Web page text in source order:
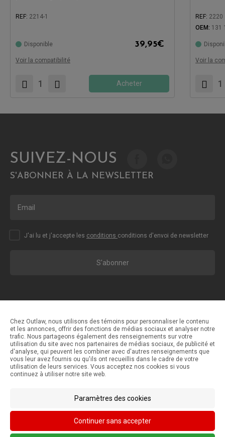
REF: 2214-1
Disponible 39,95€
Voir la compatibilité
Acheter
REF: 2220
OEM: 131
Voir la
SUIVEZ-NOUS
S'ABONNER À LA NEWSLETTER
S'abonner
J'ai lu et j'accepte les conditions conditions d'envoi de newsletter
Méthodes de paiement
Méthodes d'expédition
© Outlaw Parts 2024. Tous droits réservés.
Chez Outlaw, nous utilisons des témoins pour personnaliser le contenu
et les annonces, offrir des fonctions de médias sociaux et analyser notre
trafic. Nous partageons également des renseignements sur votre
utilisation du site avec nos partenaires de médias sociaux, de publicité et
d'analyse, qui peuvent les combiner avec d'autres renseignements que
vous leur avez fournis ou qu'ils ont recueillis dans le cadre de votre
utilisation de leurs services. Vous acceptez nos cookies si vous
continuez à utiliser notre site web.
Paramètres des cookies
Continuer sans accepter